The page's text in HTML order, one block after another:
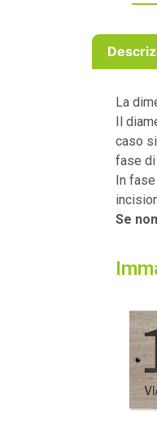
La
Il
caso
fase di
In
Se